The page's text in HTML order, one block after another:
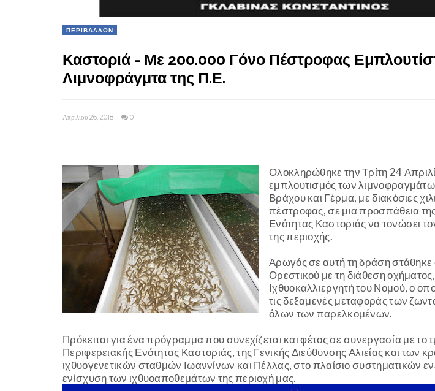
ΠΕΡΙΒΑΛΛΟΝ
Καστοριά - Με 200.000 Γόνο Πέστροφας
Λιμνοφράγμτα της Π.Ε.
Απριλίου 26, 2018 0
Ολοκληρώθηκε την Τρίτη 24
εμπλουτισμός των
Βράχου και Γέρμα, με διακόσιες
πέστροφας, σε μια προσπάθεια
Ενότητας Καστοριάς να τονώσει
της περιοχής.
Αρωγός σε αυτή τη δράση στάθηκε
Ορεστικού με τη διάθεση
Ιχθυοκαλλιεργητή του Νομού, ο
τις δεξαμενές μεταφοράς των
όλων των παρελκομένων.
Πρόκειται για ένα πρόγραμμα που συνεχίζεται και φέτος σε συνεργασία με το
Περιφερειακής Ενότητας Καστοριάς, της Γενικής Διεύθυνσης Αλιείας και των
ιχθυογενετικών σταθμών Ιωαννίνων και Πέλλας, στο πλαίσιο συστηματικών
ενίσχυση των ιχθυοαποθεμάτων της περιοχή μας.